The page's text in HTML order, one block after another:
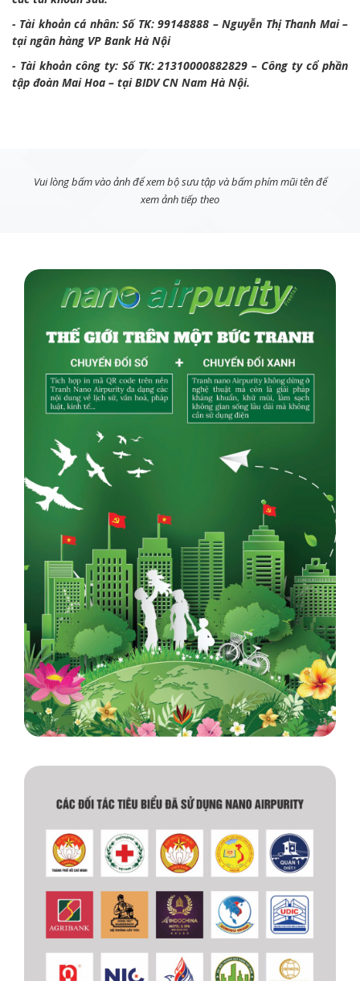
- Tài khoản cá nhân: Số TK: 99148888 – Nguyễn Thị Thanh Mai –
tại ngân hàng VP Bank Hà Nội
- Tài khoản công ty: Số TK: 21310000882829 – Công ty cổ phần
tập đoàn Mai Hoa – tại BIDV CN Nam Hà Nội.
Vui lòng bấm vào ảnh để xem bộ sưu tập và bấm phím mũi tên để
xem ảnh tiếp theo